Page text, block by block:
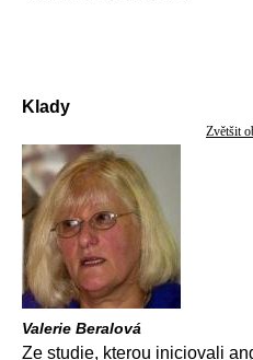
Klady
Zvětšit
Valerie Beralová
Ze studie, kterou iniciovali